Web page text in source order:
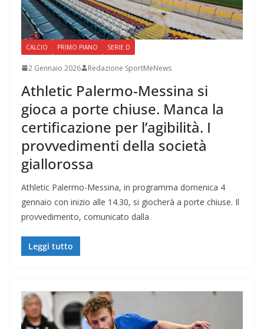
CALCIO PRIMO PIANO SERIE D
2 Gennaio 2026 Redazione SportMeNews
Athletic Palermo-Messina si
gioca a porte chiuse. Manca la
certificazione per l’agibilità. I
provvedimenti della società
giallorossa
Athletic Palermo-Messina, in programma domenica 4
gennaio con inizio alle 14.30, si giocherà a porte chiuse. Il
provvedimento, comunicato dalla
Leggi tutto